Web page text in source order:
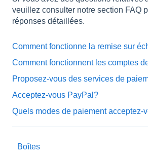
veuillez consulter notre section FAQ
réponses détaillées.
Comment fonctionne la remise sur
Comment fonctionnent les comptes
Proposez-vous des services de
Acceptez-vous PayPal?
Quels modes de paiement acceptez-
Boîtes